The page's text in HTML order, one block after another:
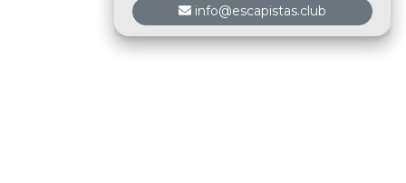
info@escapistas.club